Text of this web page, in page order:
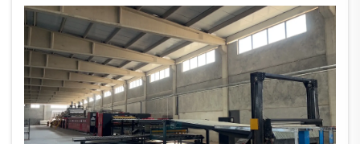
επιχείρησής σας. Ωστόσο...